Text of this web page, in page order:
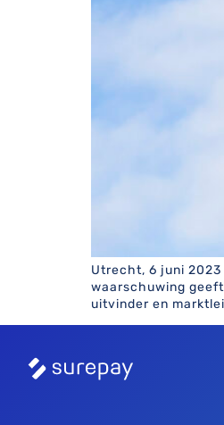
Utrecht, 6 juni
waarschuwing
uitvinder en